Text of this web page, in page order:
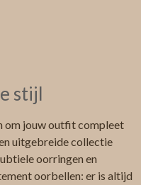
stijl
om jouw outfit compleet
uitgebreide collectie
oorringen en
oorbellen: er is altijd